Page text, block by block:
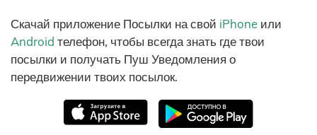
Скачай приложение Посылки на свой iPhone или
Android телефон, чтобы всегда знать где твои
посылки и получать Пуш Уведомления о
передвижении твоих посылок.